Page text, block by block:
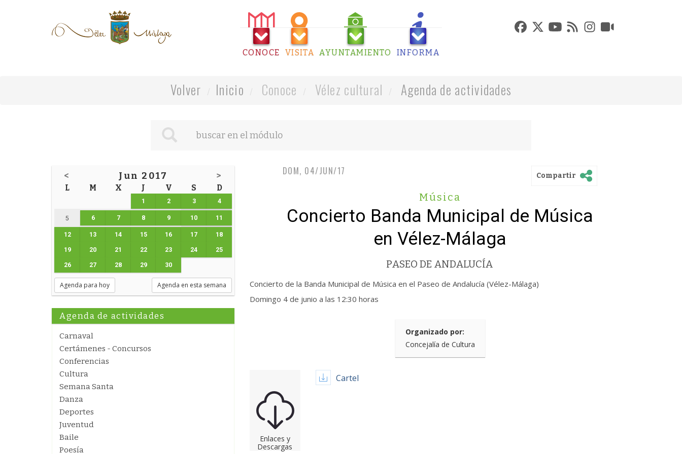
CONOCE VISITA AYUNTAMIENTO INFORMA
Volver Inicio Conoce Vélez cultural Agenda de actividades
< Jun 2017 >
L M X J V S D
1 2 3 4
5 6 7 8 9 10 11
12 13 14 15 16 17 18
19 20 21 22 23 24 25
26 27 28 29 30
Agenda para hoy Agenda en esta semana
Agenda de actividades
Carnaval
Certámenes - Concursos
Conferencias
Cultura
Semana Santa
Danza
Deportes
Juventud
Baile
Poesía
DOM, 04/JUN/17 Compartir
Música
Concierto Banda Municipal de Música
en Vélez-Málaga
PASEO DE ANDALUCÍA
Concierto de la Banda Municipal de Música en el Paseo de Andalucía (Vélez-Málaga)
Domingo 4 de junio a las 12:30 horas
Organizado por:
Concejalía de Cultura
Enlaces y
Descargas
Cartel